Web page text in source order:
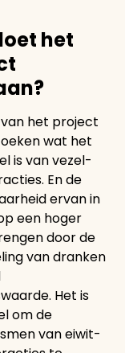
het
het project
wat het
is van vezel-
En de
ervan in
een hoger
door de
van dranken
Het is
om de
van eiwit-